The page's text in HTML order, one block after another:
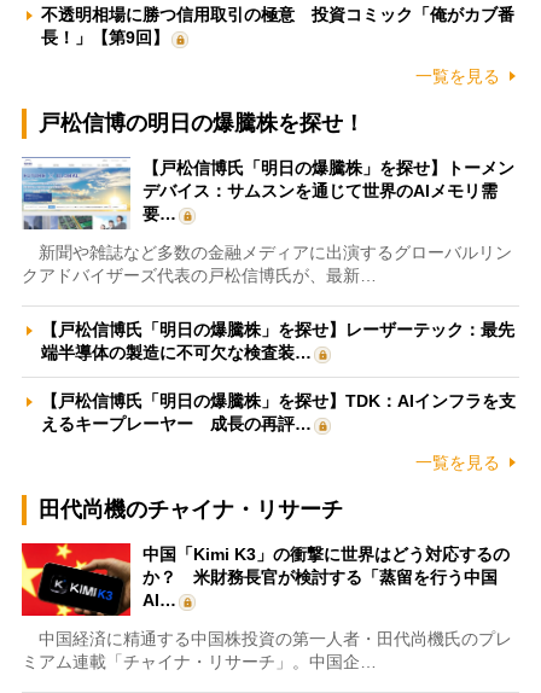
不透明相場に勝つ信用取引の極意 投資コミック「俺がカブ番
長！」【第9回】
一覧を見る
戸松信博の明日の爆騰株を探せ！
【戸松信博氏「明日の爆騰株」を探せ】トーメン
デバイス：サムスンを通じて世界のAIメモリ需
要…
新聞や雑誌など多数の金融メディアに出演するグローバルリン
クアドバイザーズ代表の戸松信博氏が、最新…
【戸松信博氏「明日の爆騰株」を探せ】レーザーテック：最先
端半導体の製造に不可欠な検査装…
【戸松信博氏「明日の爆騰株」を探せ】TDK：AIインフラを支
えるキープレーヤー 成長の再評…
一覧を見る
田代尚機のチャイナ・リサーチ
中国「Kimi K3」の衝撃に世界はどう対応するの
か？ 米財務長官が検討する「蒸留を行う中国
AI…
中国経済に精通する中国株投資の第一人者・田代尚機氏のプレ
ミアム連載「チャイナ・リサーチ」。中国企…